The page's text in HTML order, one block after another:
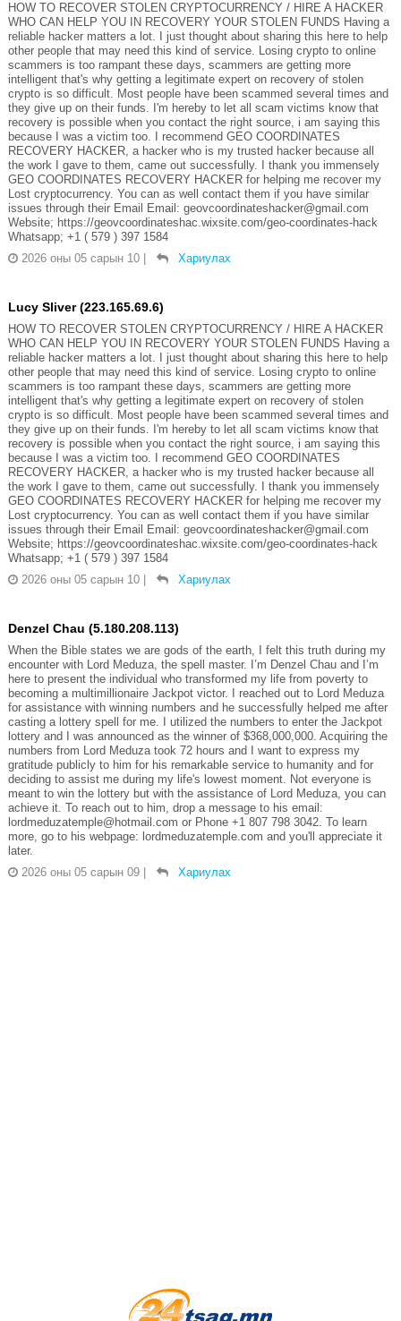
HOW TO RECOVER STOLEN CRYPTOCURRENCY / HIRE A HACKER
WHO CAN HELP YOU IN RECOVERY YOUR STOLEN FUNDS Having a
reliable hacker matters a lot. I just thought about sharing this here to help
other people that may need this kind of service. Losing crypto to online
scammers is too rampant these days, scammers are getting more
intelligent that's why getting a legitimate expert on recovery of stolen
crypto is so difficult. Most people have been scammed several times and
they give up on their funds. I'm hereby to let all scam victims know that
recovery is possible when you contact the right source, i am saying this
because I was a victim too. I recommend GEO COORDINATES
RECOVERY HACKER, a hacker who is my trusted hacker because all
the work I gave to them, came out successfully. I thank you immensely
GEO COORDINATES RECOVERY HACKER for helping me recover my
Lost cryptocurrency. You can as well contact them if you have similar
issues through their Email Email: geovcoordinateshacker@gmail.com
Website; https://geovcoordinateshac.wixsite.com/geo-coordinates-hack
Whatsapp; +1 ( 579 ) 397 1584
2026 оны 05 сарын 10
Хариулах
Lucy Sliver (223.165.69.6)
HOW TO RECOVER STOLEN CRYPTOCURRENCY / HIRE A HACKER
WHO CAN HELP YOU IN RECOVERY YOUR STOLEN FUNDS Having a
reliable hacker matters a lot. I just thought about sharing this here to help
other people that may need this kind of service. Losing crypto to online
scammers is too rampant these days, scammers are getting more
intelligent that's why getting a legitimate expert on recovery of stolen
crypto is so difficult. Most people have been scammed several times and
they give up on their funds. I'm hereby to let all scam victims know that
recovery is possible when you contact the right source, i am saying this
because I was a victim too. I recommend GEO COORDINATES
RECOVERY HACKER, a hacker who is my trusted hacker because all
the work I gave to them, came out successfully. I thank you immensely
GEO COORDINATES RECOVERY HACKER for helping me recover my
Lost cryptocurrency. You can as well contact them if you have similar
issues through their Email Email: geovcoordinateshacker@gmail.com
Website; https://geovcoordinateshac.wixsite.com/geo-coordinates-hack
Whatsapp; +1 ( 579 ) 397 1584
2026 оны 05 сарын 10
Хариулах
Denzel Chau (5.180.208.113)
When the Bible states we are gods of the earth, I felt this truth during my
encounter with Lord Meduza, the spell master. I’m Denzel Chau and I’m
here to present the individual who transformed my life from poverty to
becoming a multimillionaire Jackpot victor. I reached out to Lord Meduza
for assistance with winning numbers and he successfully helped me after
casting a lottery spell for me. I utilized the numbers to enter the Jackpot
lottery and I was announced as the winner of $368,000,000. Acquiring the
numbers from Lord Meduza took 72 hours and I want to express my
gratitude publicly to him for his remarkable service to humanity and for
deciding to assist me during my life's lowest moment. Not everyone is
meant to win the lottery but with the assistance of Lord Meduza, you can
achieve it. To reach out to him, drop a message to his email:
lordmeduzatemple@hotmail.com or Phone +1 807 798 3042. To learn
more, go to his webpage: lordmeduzatemple.com and you'll appreciate it
later.
2026 оны 05 сарын 09
Хариулах